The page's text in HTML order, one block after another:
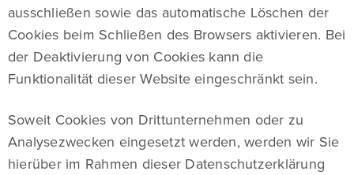
ausschließen sowie das automatische Löschen der
Cookies beim Schließen des Browsers aktivieren. Bei
der Deaktivierung von Cookies kann die
Funktionalität dieser Website eingeschränkt sein.
Soweit Cookies von Drittunternehmen oder zu
Analysezwecken eingesetzt werden, werden wir Sie
hierüber im Rahmen dieser Datenschutzerklärung